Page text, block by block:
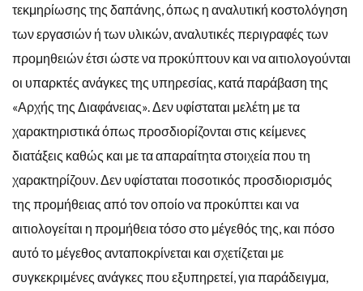
τεκμηρίωσης της δαπάνης, όπως η αναλυτική κοστολόγηση
των εργασιών ή των υλικών, αναλυτικές περιγραφές των
προμηθειών έτσι ώστε να προκύπτουν και να αιτιολογούνται
οι υπαρκτές ανάγκες της υπηρεσίας, κατά παράβαση της
«Αρχής της Διαφάνειας». Δεν υφίσταται μελέτη με τα
χαρακτηριστικά όπως προσδιορίζονται στις κείμενες
διατάξεις καθώς και με τα απαραίτητα στοιχεία που τη
χαρακτηρίζουν. Δεν υφίσταται ποσοτικός προσδιορισμός
της προμήθειας από τον οποίο να προκύπτει και να
αιτιολογείται η προμήθεια τόσο στο μέγεθός της, και πόσο
αυτό το μέγεθος ανταποκρίνεται και σχετίζεται με
συγκεκριμένες ανάγκες που εξυπηρετεί, για παράδειγμα,